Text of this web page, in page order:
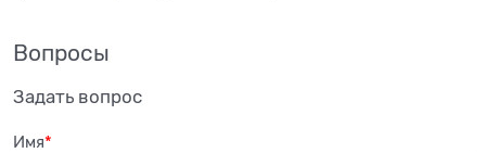
Вопросы
Задать вопрос
Имя